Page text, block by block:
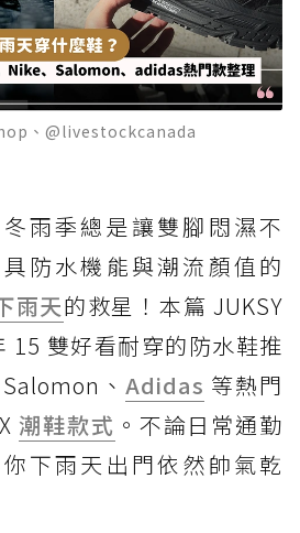
、@livestockcanada
雨季總是讓雙腳悶濕不
防水機能與潮流顏值的
雨天的救星！本篇 JUKSY
15 雙好看耐穿的防水鞋推
Salomon、Adidas 等熱門
潮鞋款式 。不論日常通勤
下雨天出門依然帥氣乾